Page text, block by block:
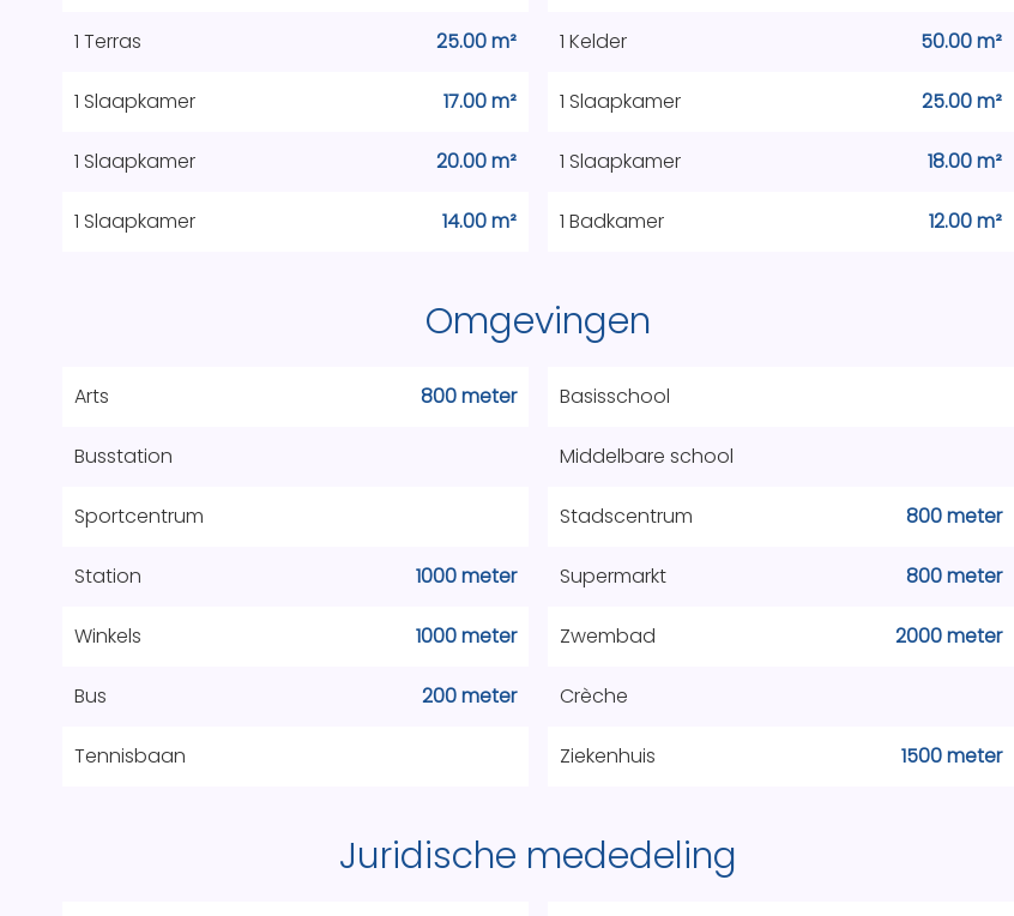
1 Terras 25.00 m² 1 Kelder 50.00 m²
1 Slaapkamer 17.00 m² 1 Slaapkamer 25.00 m²
1 Slaapkamer 20.00 m² 1 Slaapkamer 18.00 m²
1 Slaapkamer 14.00 m² 1 Badkamer 12.00 m²
Omgevingen
Arts 800 meter Basisschool
Busstation Middelbare school
Sportcentrum Stadscentrum 800 meter
Station 1000 meter Supermarkt 800 meter
Winkels 1000 meter Zwembad 2000 meter
Bus 200 meter Crèche
Tennisbaan Ziekenhuis 1500 meter
Juridische mededeling